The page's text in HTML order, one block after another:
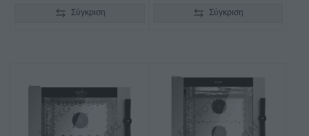
Σύγκριση Σύγκριση